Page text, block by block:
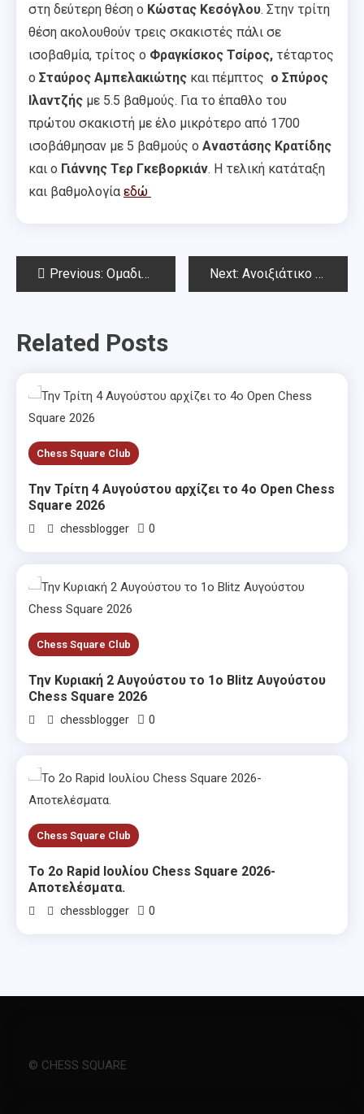
στη δεύτερη θέση ο Κώστας Κεσόγλου. Στην τρίτη
θέση ακολουθούν τρεις σκακιστές πάλι σε
ισοβαθμία, τρίτος ο Φραγκίσκος Τσίρος, τέταρτος
ο Σταύρος Αμπελακιώτης και πέμπτος ο Σπύρος
Ιλαντζής με 5.5 βαθμούς. Για το έπαθλο του
πρώτου σκακιστή με έλο μικρότερο από 1700
ισοβάθμησαν με 5 βαθμούς ο Αναστάσης Κρατίδης
και ο Γιάννης Τερ Γκεβορκιάν. Η τελική κατάταξη
και βαθμολογία εδώ
PostPrevious: Ομαδικοί Αγώνες Αττικής 29.4.2018 Next: Ανοιξιάτικο Όπεν Chess Square 2018
Related Posts
Chess Square Club
Την Τρίτη 4 Αυγούστου αρχίζει το 4ο Open Chess
Square 2026
chessblogger 0
Chess Square Club
Την Κυριακή 2 Αυγούστου το 1ο Blitz Αυγούστου
Chess Square 2026
chessblogger 0
Chess Square Club
Το 2ο Rapid Ιουλίου Chess Square 2026-
Αποτελέσματα.
chessblogger 0
© CHESS SQUARE